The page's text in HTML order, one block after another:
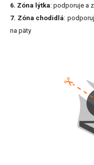
6. Zóna lýtka: podporuje a
7. Zóna chodidlá:
na päty